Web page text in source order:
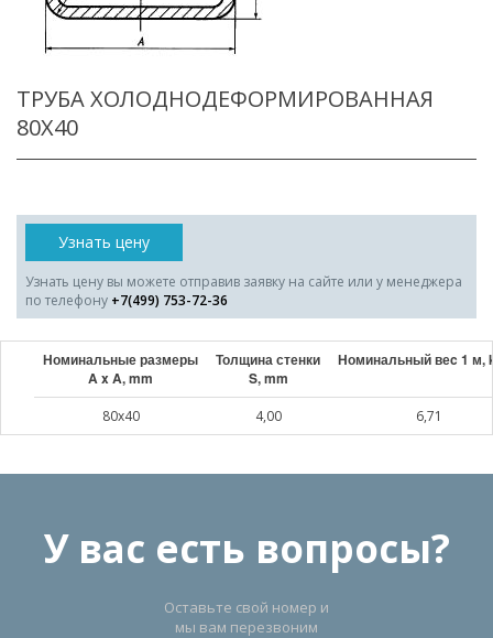
ТРУБА ХОЛОДНОДЕФОРМИРОВАННАЯ
80X40
Узнать цену
Узнать цену вы можете отправив заявку на сайте или у менеджера
по телефону +7(499) 753-72-36
Номинальные размеры
A x A, mm
Толщина стенки
S, mm
Номинальный веc 1 м,
80x40 4,00 6,71
У вас есть вопросы?
Оставьте свой номер и
мы вам перезвоним